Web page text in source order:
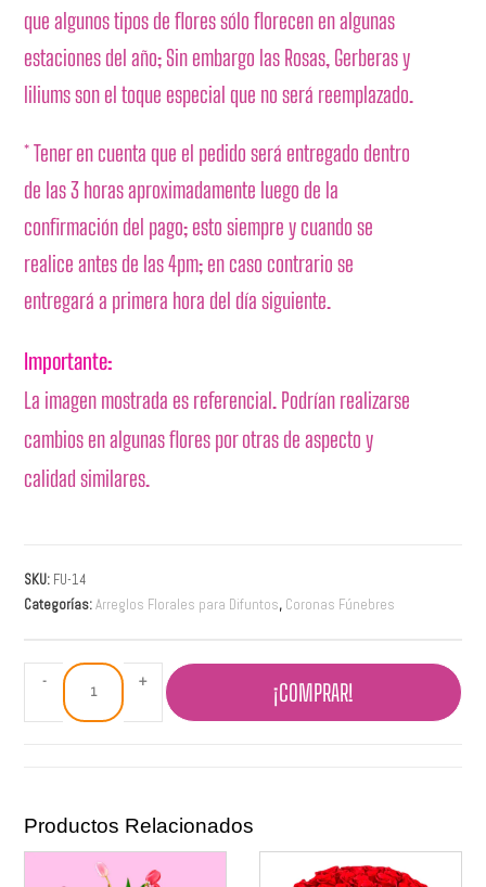
que algunos tipos de flores sólo florecen en algunas
estaciones del año; Sin embargo las Rosas, Gerberas y
liliums son el toque especial que no será reemplazado.
* Tener en cuenta que el pedido será entregado dentro
de las 3 horas aproximadamente luego de la
confirmación del pago; esto siempre y cuando se
realice antes de las 4pm; en caso contrario se
entregará a primera hora del día siguiente.
Importante:
La imagen mostrada es referencial. Podrían realizarse
cambios en algunas flores por otras de aspecto y
calidad similares.
SKU: FU-14
Categorías:Arreglos Florales para Difuntos, Coronas Fúnebres
- + ¡COMPRAR!
Productos Relacionados